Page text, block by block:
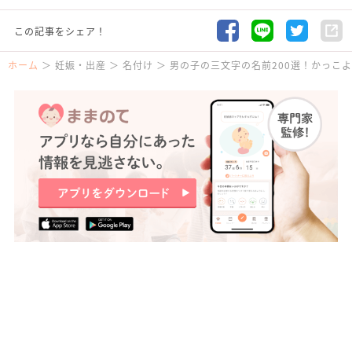
この記事をシェア！
ホーム 妊娠・出産 名付け 男の子の三文字の名前200選！かっこ